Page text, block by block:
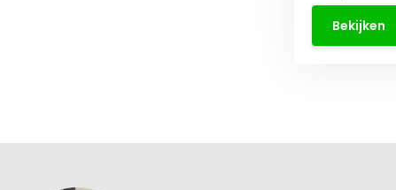
Bekijken